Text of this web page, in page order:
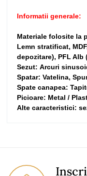
Informatii generale:
Materiale folosite la
Lemn stratificat,
depozitare), PFL Alb
Sezut: Arcuri
Spatar: Vatelina,
Spate canapea:
Picioare: Metal /
Alte caracteristici:
You Must Login To